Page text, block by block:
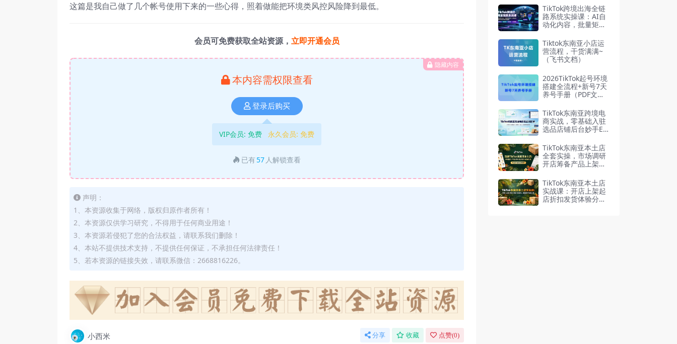
这篇是我自己做了几个帐号使用下来的一些心得，照着做能把环境类风控风险降到最低。
会员可免费获取全站资源， 立即开通会员
隐藏内容
本内容需权限查看
登录后购买
VIP会员: 免费 永久会员: 免费
已有 57 人解锁查看
声明：
1、本资源收集于网络，版权归原作者所有！
2、本资源仅供学习研究，不得用于任何商业用途！
3、本资源若侵犯了您的合法权益，请联系我们删除！
4、本站不提供技术支持，不提供任何保证，不承担任何法律责任！
5、若本资源的链接失效，请联系微信：2668816226。
小西米 分享 收藏 点赞(0)
销工具
TikTok跨境出海全链
路系统实操课：AI自
动化内容，批量矩阵
2026年7月
Tiktok东南亚小店运
营流程，干货满满~
（飞书文档）
2026TikTok起号环境
搭建全流程+新号7天
养号手册（PDF文
TikTok东南亚跨境电
商实战，零基础入驻
选品店铺后台妙手ER
TikTok东南亚本土店
全套实操，市场调研
开店筹备产品上架起
TikTok东南亚本土店
实战课：开店上架起
店折扣发货体验分广